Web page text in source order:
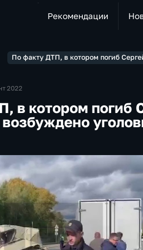
Рекомендации
По факту ДТП, в котором погиб
2022
в котором погиб